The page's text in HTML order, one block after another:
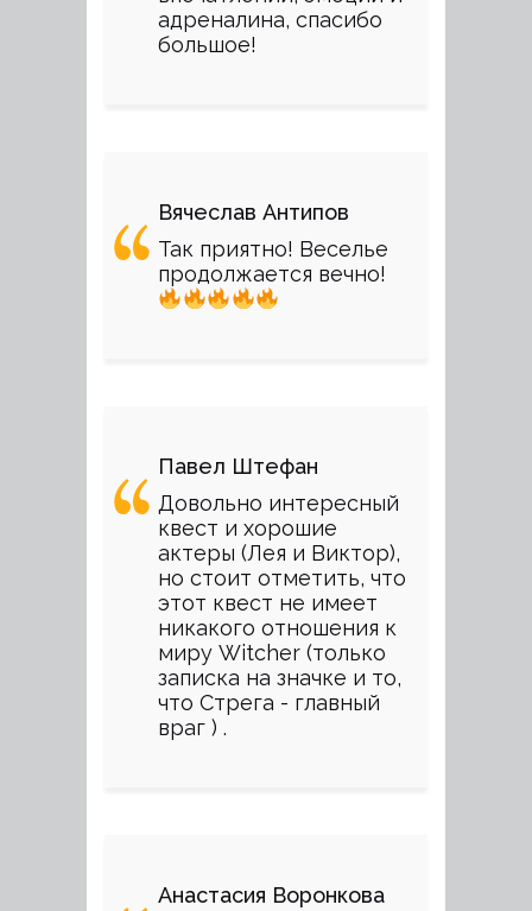
адреналина, спасибо
большое!
Вячеслав Антипов
Так приятно! Веселье
продолжается вечно!
Павел Штефан
Довольно интересный
квест и хорошие
актеры (Лея и Виктор),
но стоит отметить, что
этот квест не имеет
никакого отношения к
миру Witcher (только
записка на значке и то,
что Стрега - главный
враг ) .
Анастасия Воронкова